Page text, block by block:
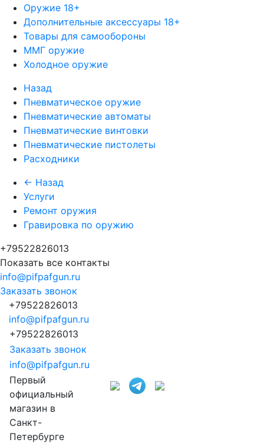
Оружие 18+
Дополнительные аксессуары 18+
Товары для самообороны
ММГ оружие
Холодное оружие
Назад
Пневматическое оружие
Пневматические автоматы
Пневматические винтовки
Пневматические пистолеты
Расходники
← Назад
Услуги
Ремонт оружия
Гравировка по оружию
+79522826013
Показать все контакты
info@pifpafgun.ru
Заказать звонок
+79522826013
info@pifpafgun.ru
+79522826013
Заказать звонок
info@pifpafgun.ru
Первый
официальный
магазин в
Санкт-
Петербурге